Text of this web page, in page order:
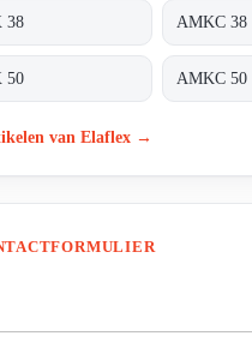
38 AMKC 38
50 AMKC 50
van Elaflex →